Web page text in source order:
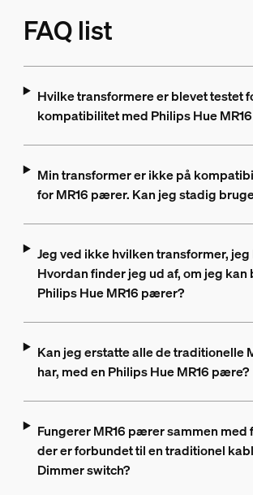
FAQ list
Hvilke transformere er blevet testet
kompatibilitet med Philips Hue
Min transformer er ikke på
for MR16 pærer. Kan jeg stadig
Jeg ved ikke hvilken transformer, jeg
Hvordan finder jeg ud af, om jeg kan
Philips Hue MR16 pærer?
Kan jeg erstatte alle de traditionelle
har, med en Philips Hue MR16 pære?
Fungerer MR16 pærer sammen med
der er forbundet til en traditionel
Dimmer switch?